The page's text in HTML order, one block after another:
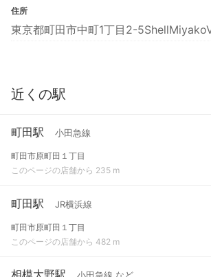
住所
東京都町田市中町1丁目2-
近くの駅
町田駅 小田急線
町田市原町田１丁目
このページの店舗から 235 m
町田駅 JR横浜線
町田市原町田１丁目
このページの店舗から 482 m
相模大野駅